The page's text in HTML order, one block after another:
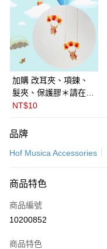
Apple Pay
Google Pay
全盈+PAY
ATM付款
付款後萊爾富取貨
付款後7-11取貨
加購 改耳夾、項鍊、
髮夾、保護膠＊請在訂
單備註商品及欲修改的
PalnartPoc + 🇬🇧英國
FABLE 寓言
NT$10
品牌
Hof Musica Accessories
商品特色
商品編號
10200852
商品特色